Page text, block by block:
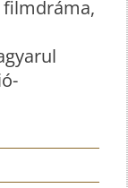
filmdráma,